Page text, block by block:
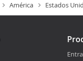
América Estados